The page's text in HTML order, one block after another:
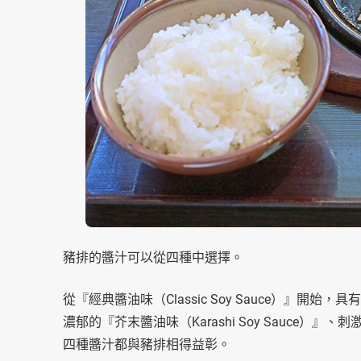
豬排的醬汁可以從四種中選擇。
從『經典醬油味（Classic Soy Sauce）』開始，具
濃郁的『芥末醬油味（Karashi Soy Sauce）』、刺
四種醬汁都與豬排相得益彰。